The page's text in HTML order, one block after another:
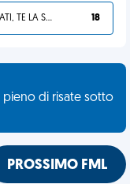
SVEGLIATI, TE LA SEI CERCATA! 18
pieno di risate sotto
PROSSIMO FML